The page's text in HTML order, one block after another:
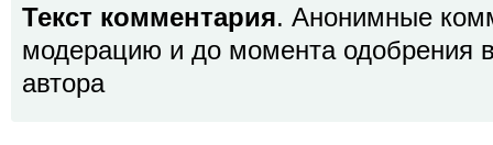
Текст комментария. Анонимные
модерацию и до момента одобрения
автора